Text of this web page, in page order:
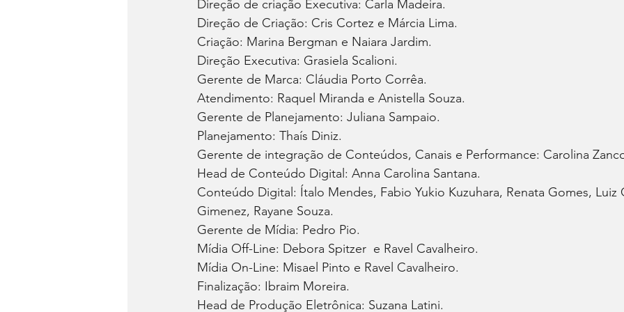
Direção de criação Executiva: Carla Madeira.
Direção de Criação: Cris Cortez e Márcia Lima.
Criação: Marina Bergman e Naiara Jardim.
Direção Executiva: Grasiela Scalioni.
Gerente de Marca: Cláudia Porto Corrêa.
Atendimento: Raquel Miranda e Anistella Souza.
Gerente de Planejamento: Juliana Sampaio.
Planejamento: Thaís Diniz.
Gerente de integração de Conteúdos, Canais e Performance: Carolina
Head de Conteúdo Digital: Anna Carolina Santana.
Conteúdo Digital: Ítalo Mendes, Fabio Yukio Kuzuhara, Renata Gomes, Luiz
Gimenez, Rayane Souza.
Gerente de Mídia: Pedro Pio.
Mídia Off-Line: Debora Spitzer  e Ravel Cavalheiro.
Mídia On-Line: Misael Pinto e Ravel Cavalheiro.
Finalização: Ibraim Moreira.
Head de Produção Eletrônica: Suzana Latini.